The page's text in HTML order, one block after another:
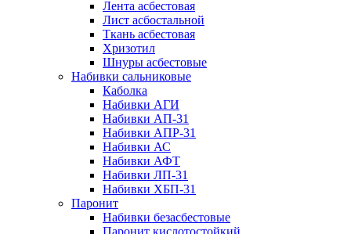
Лента асбестовая
Лист асбостальной
Ткань асбестовая
Хризотил
Шнуры асбестовые
Набивки сальниковые
Каболка
Набивки АГИ
Набивки АП-31
Набивки АПР-31
Набивки АС
Набивки АФТ
Набивки ЛП-31
Набивки ХБП-31
Паронит
Набивки безасбестовые
Паронит кислотостойкий